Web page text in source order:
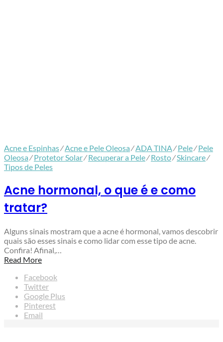
Acne e Espinhas⁄Acne e Pele Oleosa⁄ADA TINA⁄Pele⁄Pele
Oleosa⁄Protetor Solar⁄Recuperar a Pele⁄Rosto⁄Skincare⁄
Tipos de Peles
Acne hormonal, o que é e como
tratar?
Alguns sinais mostram que a acne é hormonal, vamos descobrir
quais são esses sinais e como lidar com esse tipo de acne.
Confira! Afinal,…
Read More
Facebook
Twitter
Google Plus
Pinterest
Email